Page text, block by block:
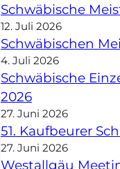
Schwäbische
12. Juli 2026
Schwäbischen
4. Juli 2026
Schwäbische
2026
27. Juni 2026
51. Kaufbeurer
27. Juni 2026
Westallgäu